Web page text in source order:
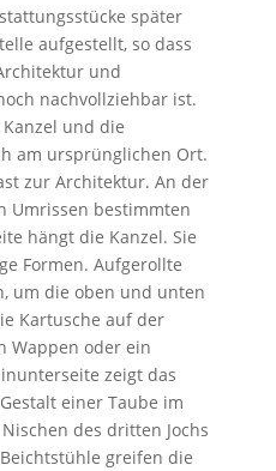
später
aufgestellt, so dass
und
nachvollziehbar ist.
und die
am ursprünglichen Ort.
zur Architektur. An der
Umrissen bestimmten
hängt die Kanzel. Sie
Formen. Aufgerollte
um die oben und unten
Kartusche auf der
Wappen oder ein
zeigt das
einer Taube im
des dritten Jochs
greifen die